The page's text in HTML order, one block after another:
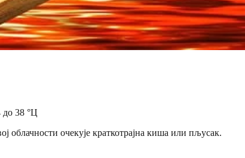
до 38 °Ц
облачности очекује краткотрајна киша или пљусак.